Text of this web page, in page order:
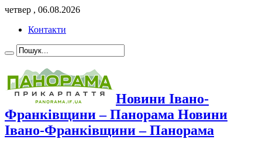
четвер , 06.08.2026
Контакти
Новини Івано-
Франківщини – Панорама Новини
Івано-Франківщини – Панорама